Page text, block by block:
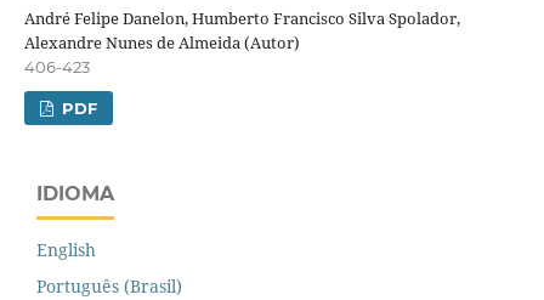
André Felipe Danelon, Humberto Francisco Silva Spolador,
Alexandre Nunes de Almeida (Autor)
406-423
PDF
IDIOMA
English
Português (Brasil)